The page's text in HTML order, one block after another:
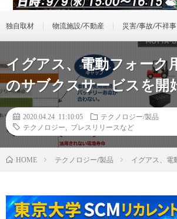
独自取材 物流施設/不動産 災害/事故/不祥事
イグアス、電動フォーク
のサブクスサービスを開
2020.04.24 11:10:05
テクノロジー/製品
テクノロジー
プレスリリースなど
HOME テクノロジー/製品 イグアス、電